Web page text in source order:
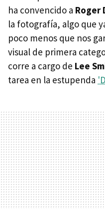
ha convencido a Roger
la fotografía, algo que
poco menos que nos
visual de primera
corre a cargo de Lee
tarea en la estupenda